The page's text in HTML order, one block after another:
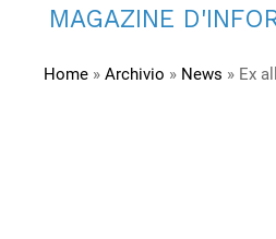
MAGAZINE
Home » Archivio » News » Ex